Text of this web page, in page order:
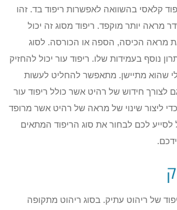
קלאסי בהשוואה לאפשרות ריפוד בד. זהו
מראה יותר מוקפד. ריפוד מסוג זה יכול
מראה הכיסה, הספה או הכורסה. לסוג
נוסף בעמידות שלו. ריפוד עור יכול להחזיק
שהוא מתיישן. מתאפשר להחליט לעשות
לצורך חידוש של רהיט אשר כולל ריפוד עור
ליצור שינוי של מראה של רהיט אשר מרופד
לסייע לכם לבחור את סוג הריפוד המתאים
של ריהוט עתיק. בסוג ריהוט מתקופה